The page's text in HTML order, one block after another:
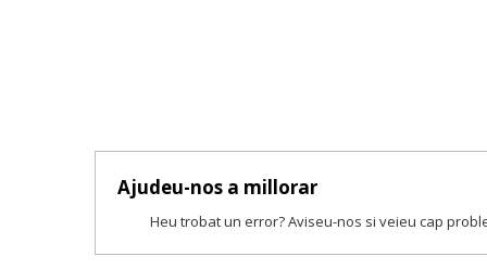
Ajudeu-nos a millorar
Heu trobat un error? Aviseu-nos si veieu cap